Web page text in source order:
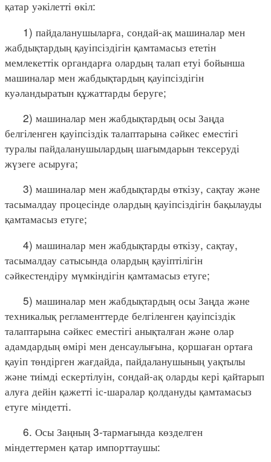
қатар уәкілетті өкіл:
1) пайдаланушыларға, сондай-ақ машиналар мен
жабдықтардың қауіпсіздігін қамтамасыз ететін
мемлекеттік органдарға олардың талап етуі бойынша
машиналар мен жабдықтардың қауіпсіздігін
куәландыратын құжаттарды беруге;
2) машиналар мен жабдықтардың осы Заңда
белгіленген қауіпсіздік талаптарына сәйкес еместігі
туралы пайдаланушылардың шағымдарын тексеруді
жүзеге асыруға;
3) машиналар мен жабдықтарды өткізу, сақтау және
тасымалдау процесінде олардың қауіпсіздігін бақылауды
қамтамасыз етуге;
4) машиналар мен жабдықтарды өткізу, сақтау,
тасымалдау сатысында олардың қауіптілігін
сәйкестендіру мүмкіндігін қамтамасыз етуге;
5) машиналар мен жабдықтардың осы Заңда және
техникалық регламенттерде белгіленген қауіпсіздік
талаптарына сәйкес еместігі анықталған және олар
адамдардың өмірі мен денсаулығына, қоршаған ортаға
қауіп төндірген жағдайда, пайдаланушының уақтылы
және тиімді ескертілуін, сондай-ақ оларды кері қайтарып
алуға дейін қажетті іс-шаралар қолдануды қамтамасыз
етуге міндетті.
6. Осы Заңның 3-тармағында көзделген
міндеттермен қатар импорттаушы: